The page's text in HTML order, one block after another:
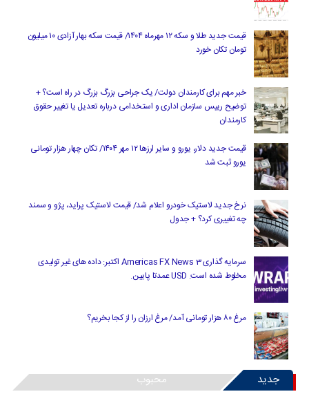
قیمت جدید طلا و سکه ۱۲ مهرماه ۱۴۰۴/ قیمت سکه بهار آزادی ۱۰ میلیون
تومان تکان خورد
خبر مهم برای کارمندان دولت/ یک جراحی بزرگ بزرگ در راه است؟ +
توضیح رییس سازمان اداری و استخدامی درباره تعدیل یا تغییر حقوق
کارمندان
قیمت جدید دلار، یورو و سایر ارزها ۱۲ مهر ۱۴۰۴/ تکان چهار هزار تومانی
یورو ثبت شد
نرخ جدید لاستیک خودرو اعلام شد/ قیمت لاستیک پراید، پژو و سمند
چه تغییری کرد؟ + جدول
سرمایه گذاری Americas FX News 3 اکتبر: داده های غیر تولیدی
مخلوط شده است. USD عمدتا پایین.
مرغ ۸۰ هزار تومانی آمد/ مرغ ارزان را از کجا بخریم؟
جدید محبوب